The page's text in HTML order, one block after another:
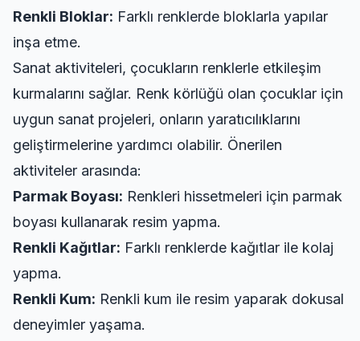
Renkli Bloklar: Farklı renklerde bloklarla yapılar
inşa etme.
Sanat aktiviteleri, çocukların renklerle etkileşim
kurmalarını sağlar. Renk körlüğü olan çocuklar için
uygun sanat projeleri, onların yaratıcılıklarını
geliştirmelerine yardımcı olabilir. Önerilen
aktiviteler arasında:
Parmak Boyası: Renkleri hissetmeleri için parmak
boyası kullanarak resim yapma.
Renkli Kağıtlar: Farklı renklerde kağıtlar ile kolaj
yapma.
Renkli Kum: Renkli kum ile resim yaparak dokusal
deneyimler yaşama.